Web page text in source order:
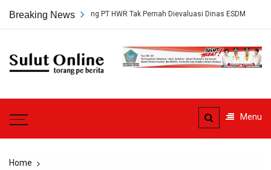
Breaking News
Tambang PT HWR Tak Pernah Dievaluasi Dinas ESDM
Sulut
Menu
Home